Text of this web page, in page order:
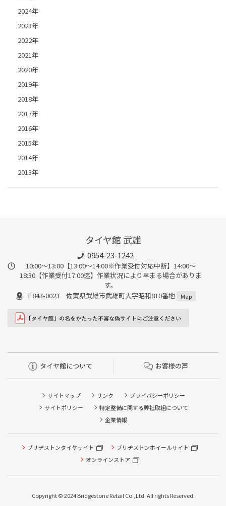
2024年
2023年
2022年
2021年
2020年
2019年
2018年
2017年
2016年
2015年
2014年
2013年
タイヤ館 武雄
0954-23-1242
10:00～13:00【13:00～14:00※作業受付対応中断】14:00～
18:30【作業受付17:00迄】作業状況により早まる場合がありま
す。
〒843-0023 佐賀県武雄市武雄町大字昭和810番地
Map
タイヤ館について お客様の声
サイトマップ リンク
プライバシーポリシー
サイトポリシー
特定整備に関する弊社取組について
企業情報
ブリヂストンタイヤサイト
ブリヂストンホイールサイト
オンラインストア
Copyright © 2024 Bridgestone Retail Co.,Ltd. All rights Reserved.
タイヤ点検・安全点検/タイヤ履き替え/オイル交換/その他
ピット作業の予約
本日のタイヤ履き替え順番待ち予約 ※クローク契約会員の